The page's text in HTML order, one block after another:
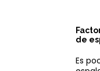
de
Es